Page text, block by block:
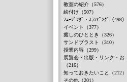
教室の紹介（576）
絵付け（507）
ﾌｭｰｼﾞﾝｸﾞ・ｽﾗﾝﾋﾟﾝｸﾞ（498）
イベント（377）
癒しのひととき（326）
サンドブラスト（310）
授業内容（299）
展覧会・出版・リンク・お...
（216）
知っておきたいこと（212）
その他（201）